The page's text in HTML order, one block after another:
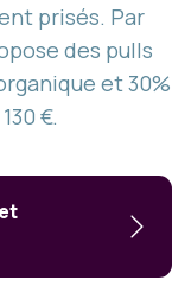
prisés. Par
des pulls
et 30%
€.